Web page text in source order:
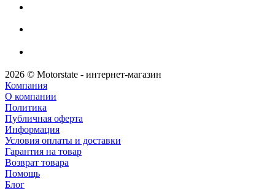
2026 © Motorstate - интернет-магазин
Компания
О компании
Политика
Публичная оферта
Информация
Условия оплаты и доставки
Гарантия на товар
Возврат товара
Помощь
Блог